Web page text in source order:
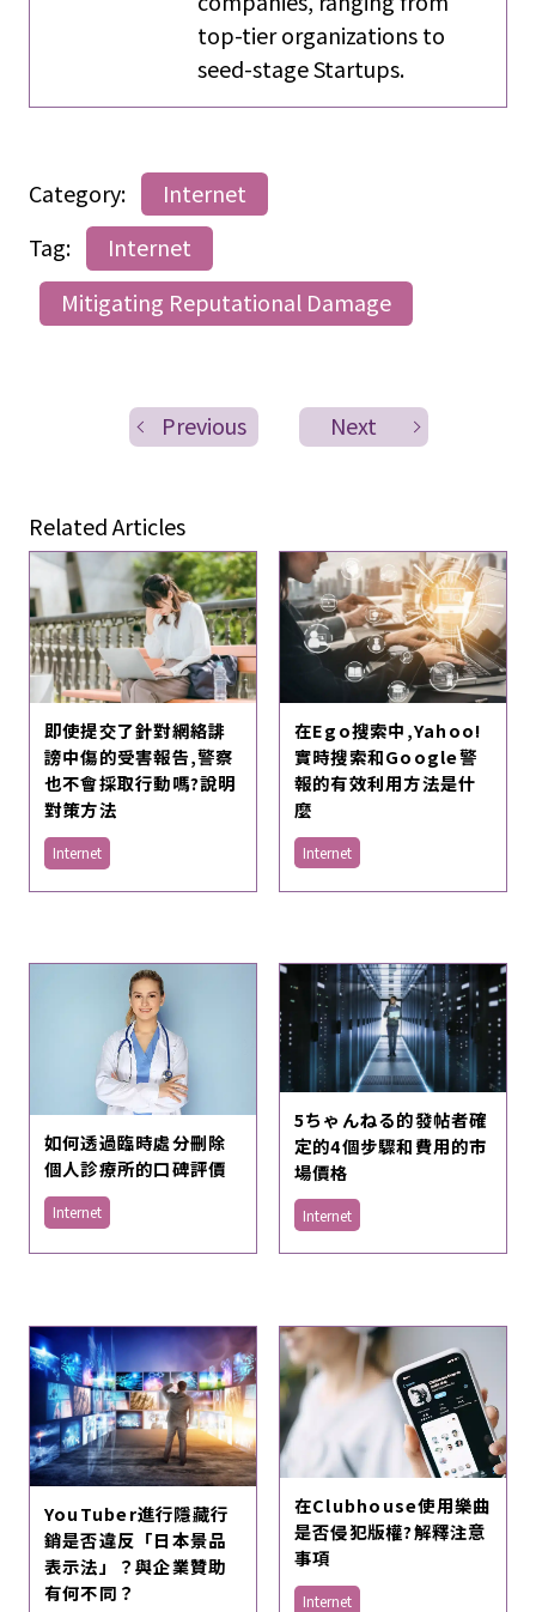
top-tier organizations to
seed-stage Startups.
Category:
Internet
Tag:
Internet
Mitigating Reputational Damage
Previous Next
Related Articles
即使提交了針對網絡誹
謗中傷的受害報告,警察
也不會採取行動嗎?說明
對策方法
Internet
在Ego搜索中,Yahoo!
實時搜索和Google警
報的有效利用方法是什
麼
Internet
如何透過臨時處分刪除
個人診療所的口碑評價
Internet
5ちゃんねる的發帖者確
定的4個步驟和費用的市
場價格
Internet
YouTuber進行隱藏行
銷是否違反「日本景品
表示法」？與企業贊助
有何不同？
在Clubhouse使用樂曲
是否侵犯版權?解釋注意
事項
Internet